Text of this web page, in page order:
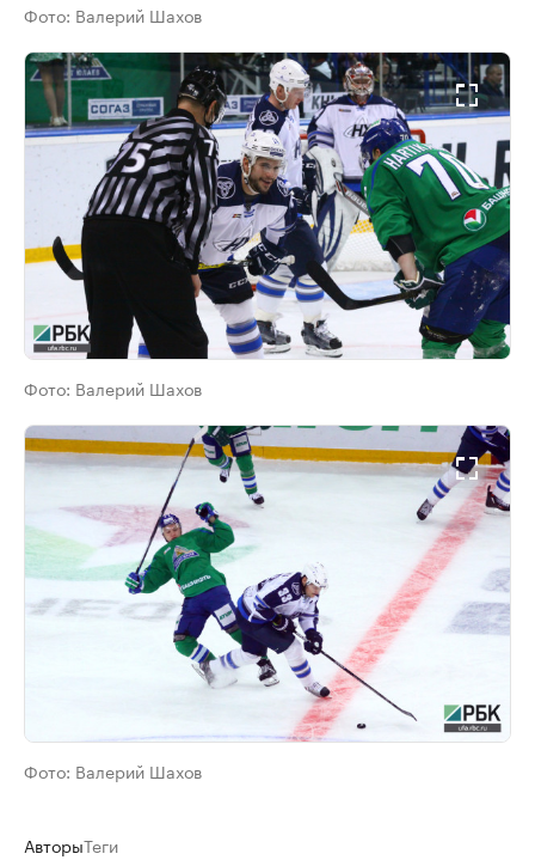
Фото: Валерий Шахов
Фото: Валерий Шахов
Фото: Валерий Шахов
АвторыТеги